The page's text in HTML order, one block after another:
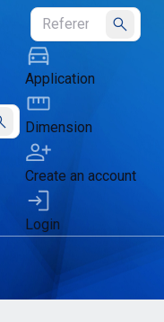
Submit
Submit
Application
Dimension
Create an account
Login